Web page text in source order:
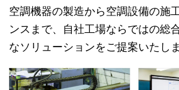
空調機器の製造から空調設備の施
ンスまで、自社工場ならではの総
なソリューションをご提案いたしま